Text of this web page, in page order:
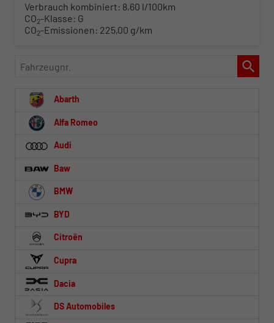
Verbrauch kombiniert: 8,60 l/100km
CO2-Klasse: G
CO2-Emissionen: 225,00 g/km
Fahrzeugnr.
Abarth
Alfa Romeo
Audi
Baw
BMW
BYD
Citroën
Cupra
Dacia
DS Automobiles